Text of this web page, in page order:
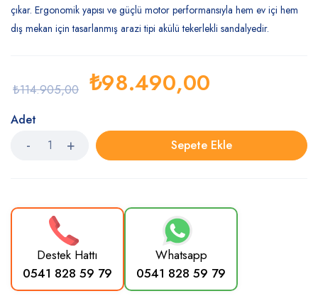
çıkar. Ergonomik yapısı ve güçlü motor performansıyla hem ev içi hem
dış mekan için tasarlanmış arazi tipi akülü tekerlekli sandalyedir.
₺114.905,00 ₺98.490,00
Adet
Sepete Ekle
Destek Hattı
0541 828 59 79
Whatsapp
0541 828 59 79